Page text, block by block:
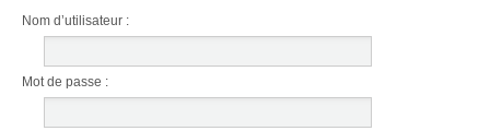
Nom d’utilisateur :
Mot de passe :